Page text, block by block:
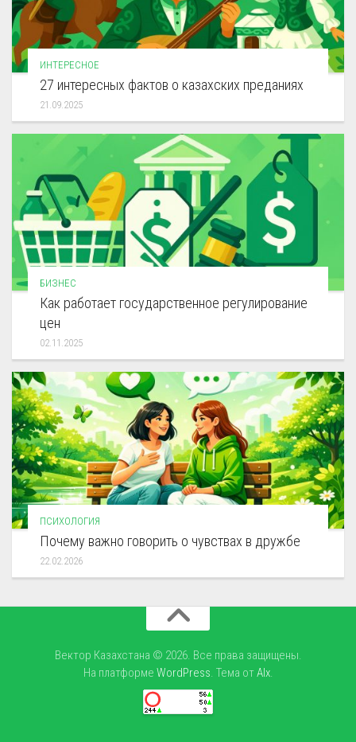
ИНТЕРЕСНОЕ
27 интересных фактов о казахских преданиях
21.09.2025
БИЗНЕС
Как работает государственное регулирование
цен
02.11.2025
ПСИХОЛОГИЯ
Почему важно говорить о чувствах в дружбе
22.02.2026
Вектор Казахстана © 2026. Все права защищены.
На платформе WordPress. Тема отAlx.